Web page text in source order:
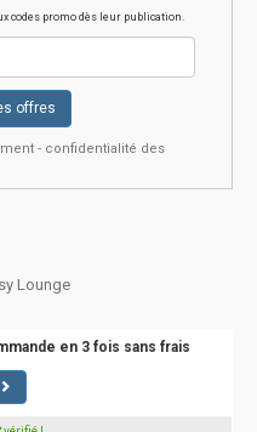
codes promo dès leur publication.
offres
- confidentialité des
Lounge
en 3 fois sans frais